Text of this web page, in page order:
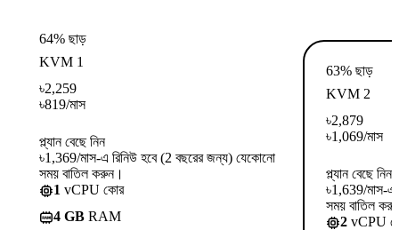
64% ছাড়
KVM 1
৳2,259
৳819/মাস
প্ল্যান বেছে নিন
৳1,369/মাস-এ রিনিউ হবে (2 বছরের জন্য) যেকোনো
সময় বাতিল করুন।
1 vCPU কোর
4 GB RAM
63% ছাড়
KVM 2
৳2,879
৳1,069/মাস
প্ল্যান বেছে নিন
৳1,639/মাস-এ
সময় বাতিল
2 vCPU